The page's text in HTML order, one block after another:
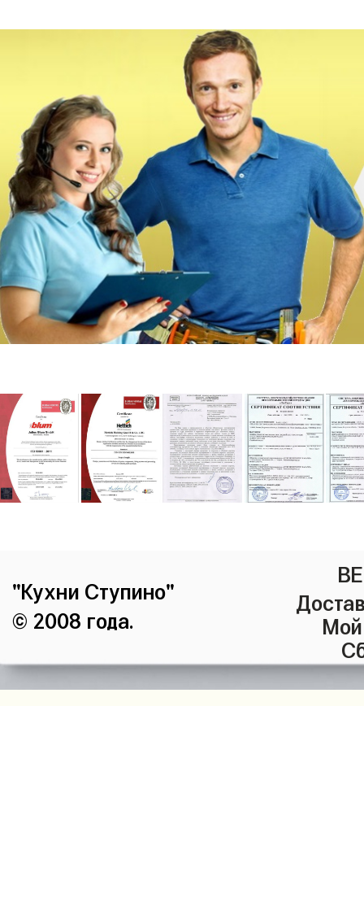
"Кухни Ступино"
© 2008 года.